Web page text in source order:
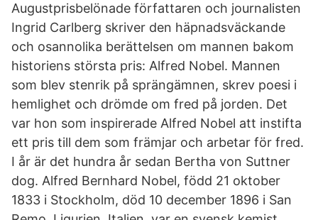
Augustprisbelönade författaren och journalisten
Ingrid Carlberg skriver den häpnadsväckande
och osannolika berättelsen om mannen bakom
historiens största pris: Alfred Nobel. Mannen
som blev stenrik på sprängämnen, skrev poesi i
hemlighet och drömde om fred på jorden. Det
var hon som inspirerade Alfred Nobel att instifta
ett pris till dem som främjar och arbetar för fred.
I år är det hundra år sedan Bertha von Suttner
dog. Alfred Bernhard Nobel, född 21 oktober
1833 i Stockholm, död 10 december 1896 i San